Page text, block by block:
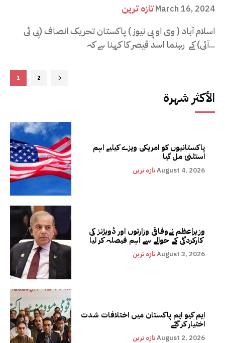
تازہ ترینMarch 16, 2024
اسلام آباد ( وی او پی نیوز ) پاکستان تحریک انصاف (پی ٹی
آئی) کے رہنما اسد قیصر کا کہنا ہے کہ...
1 2
الأكثر شهرة
پاکستانیوں کو امریکی ویزے کیلیے اہم
استثنیٰ مل گیا
تازہ ترینAugust 4, 2026
وزیراعظم نےوفاقی وزارتوں اور ڈویژنز کی
کارکردگی کے حوالے سے اہم فیصلہ کر لیا
تازہ ترینAugust 3, 2026
ایم کیو ایم پاکستان میں اختلافات شدت
اختیار کر گئے
تازہ ترینAugust 2, 2026